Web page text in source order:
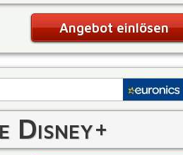
Angebot einlösen
Disney+